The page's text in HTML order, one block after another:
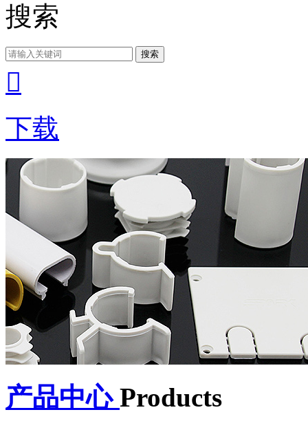
搜索
搜索

下载
产品中心Products